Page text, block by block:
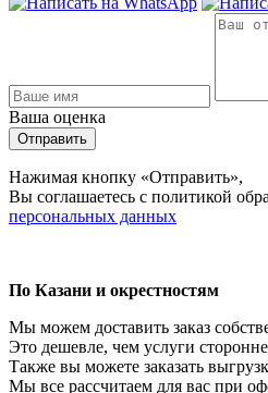
Ваша оценка
Отправить
Нажимая кнопку «Отправить»,
Вы соглашаетесь с политикой
персональных данных
По Казани и окрестностям
Мы можем доставить заказ
Это дешевле, чем услуги
Также вы можете заказать
Мы все рассчитаем для вас при